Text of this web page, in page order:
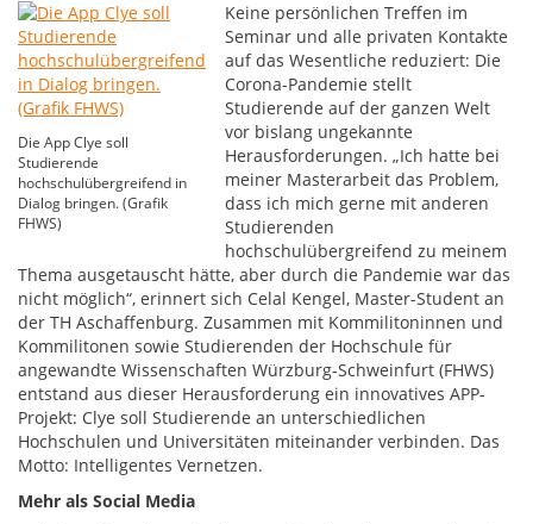
Die App Clye soll
Studierende
hochschulübergreifend in
Dialog bringen. (Grafik
FHWS)
Keine persönlichen Treffen im
Seminar und alle privaten Kontakte
auf das Wesentliche reduziert: Die
Corona-Pandemie stellt
Studierende auf der ganzen Welt
vor bislang ungekannte
Herausforderungen. „Ich hatte bei
meiner Masterarbeit das Problem,
dass ich mich gerne mit anderen
Studierenden
hochschulübergreifend zu meinem
Thema ausgetauscht hätte, aber durch die Pandemie war das
nicht möglich“, erinnert sich Celal Kengel, Master-Student an
der TH Aschaffenburg. Zusammen mit Kommilitoninnen und
Kommilitonen sowie Studierenden der Hochschule für
angewandte Wissenschaften Würzburg-Schweinfurt (FHWS)
entstand aus dieser Herausforderung ein innovatives APP-
Projekt: Clye soll Studierende an unterschiedlichen
Hochschulen und Universitäten miteinander verbinden. Das
Motto: Intelligentes Vernetzen.
Mehr als Social Media